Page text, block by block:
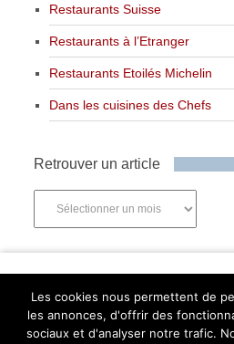
Restaurants Suisse
Restaurants à l’Etranger
Restaurants Etoilés Michelin
Dans les cuisines des Chefs
Retrouver un article
Les cookies nous permettent de
les annonces, d'offrir des
sociaux et d'analyser notre trafic.